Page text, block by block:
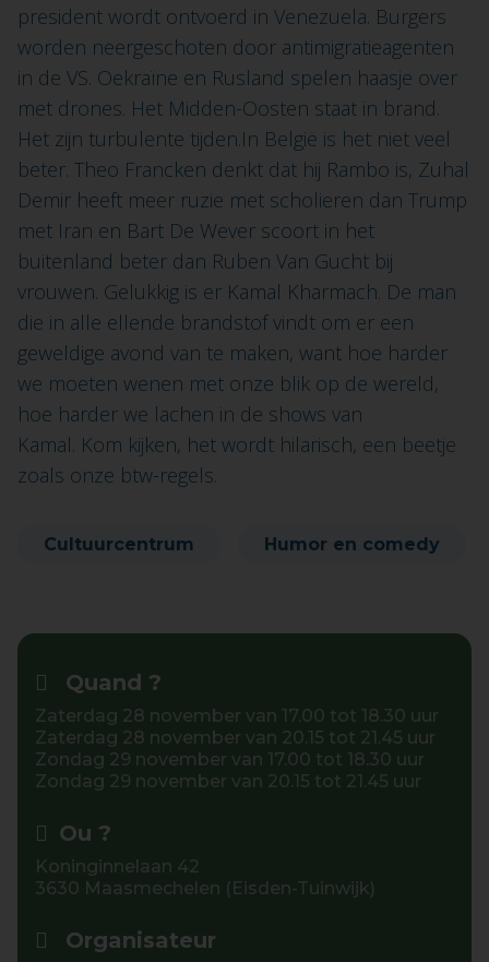
president wordt ontvoerd in Venezuela. Burgers
worden neergeschoten door antimigratieagenten
in de VS. Oekraïne en Rusland spelen haasje over
met drones. Het Midden-Oosten staat in brand.
Het zijn turbulente tijden.In België is het niet veel
beter. Theo Francken denkt dat hij Rambo is, Zuhal
Demir heeft meer ruzie met scholieren dan Trump
met Iran en Bart De Wever scoort in het
buitenland beter dan Ruben Van Gucht bij
vrouwen. Gelukkig is er Kamal Kharmach. De man
die in alle ellende brandstof vindt om er een
geweldige avond van te maken, want hoe harder
we moeten wenen met onze blik op de wereld,
hoe harder we lachen in de shows van
Kamal. Kom kijken, het wordt hilarisch, een beetje
zoals onze btw-regels.
Cultuurcentrum Humor en comedy
Quand ?
Zaterdag 28 november van 17.00 tot 18.30 uur
Zaterdag 28 november van 20.15 tot 21.45 uur
Zondag 29 november van 17.00 tot 18.30 uur
Zondag 29 november van 20.15 tot 21.45 uur
Ou ?
Koninginnelaan 42
3630 Maasmechelen (Eisden-Tuinwijk)
Organisateur